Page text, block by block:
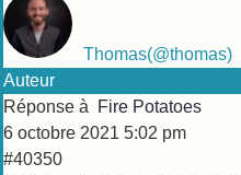
Thomas(@thomas)
Auteur
Réponse à
Fire Potatoes
6 octobre 2021 5:02 pm
#40350